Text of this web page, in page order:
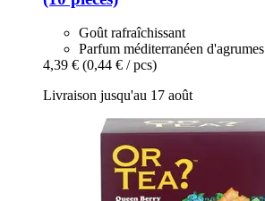
Goût rafraîchissant
Parfum méditerranéen d'agrumes
4,39 € (0,44 € / pcs)
Livraison jusqu'au 17 août